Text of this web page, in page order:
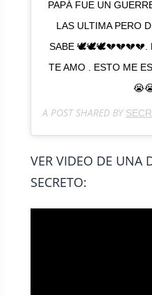
PAPÁ FUE UN
LAS ULTIMA PERO
SABE 🕊🕊🕊💔💔💔💔.
TE AMO . ESTO ME
A POST SHARED BY
VER VIDEO DE UNA
SECRETO: